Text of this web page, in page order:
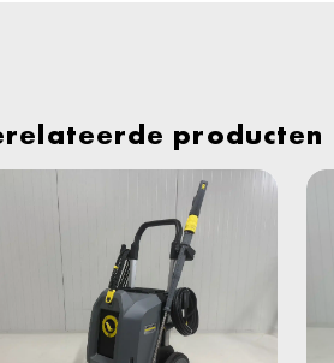
producten